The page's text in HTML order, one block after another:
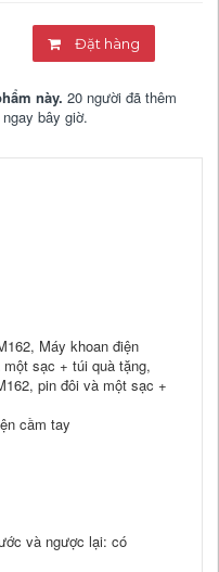
Đặt hàng
này. 20 người đã thêm
bây giờ.
Máy khoan điện
sạc + túi quà tặng,
pin đôi và một sạc +
cầm tay
và ngược lại: có